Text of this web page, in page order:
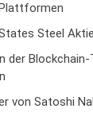
Steel
der
von Satoshi